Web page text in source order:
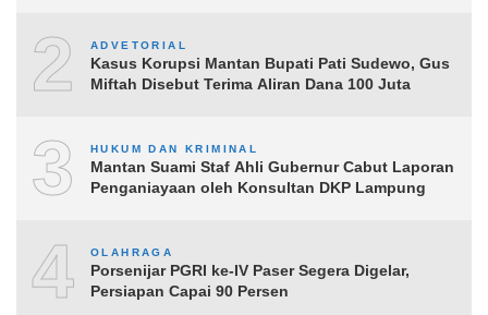
2 ADVETORIAL
Kasus Korupsi Mantan Bupati Pati Sudewo, Gus
Miftah Disebut Terima Aliran Dana 100 Juta
3 HUKUM DAN KRIMINAL
Mantan Suami Staf Ahli Gubernur Cabut Laporan
Penganiayaan oleh Konsultan DKP Lampung
4 OLAHRAGA
Porsenijar PGRI ke-IV Paser Segera Digelar,
Persiapan Capai 90 Persen